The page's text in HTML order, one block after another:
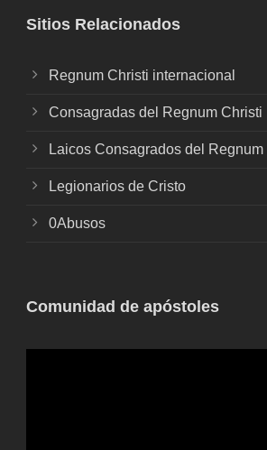
Sitios Relacionados
Regnum Christi internacional
Consagradas del Regnum Christi
Laicos Consagrados del Regnum
Legionarios de Cristo
0Abusos
Comunidad de apóstoles